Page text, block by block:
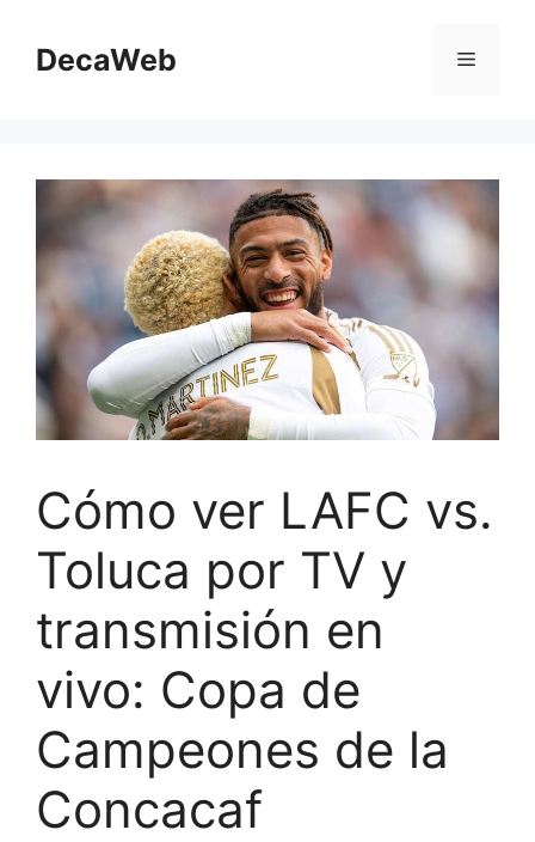
contenido
DecaWeb Menú
Cómo ver LAFC vs.
Toluca por TV y
transmisión en
vivo: Copa de
Campeones de la
Concacaf